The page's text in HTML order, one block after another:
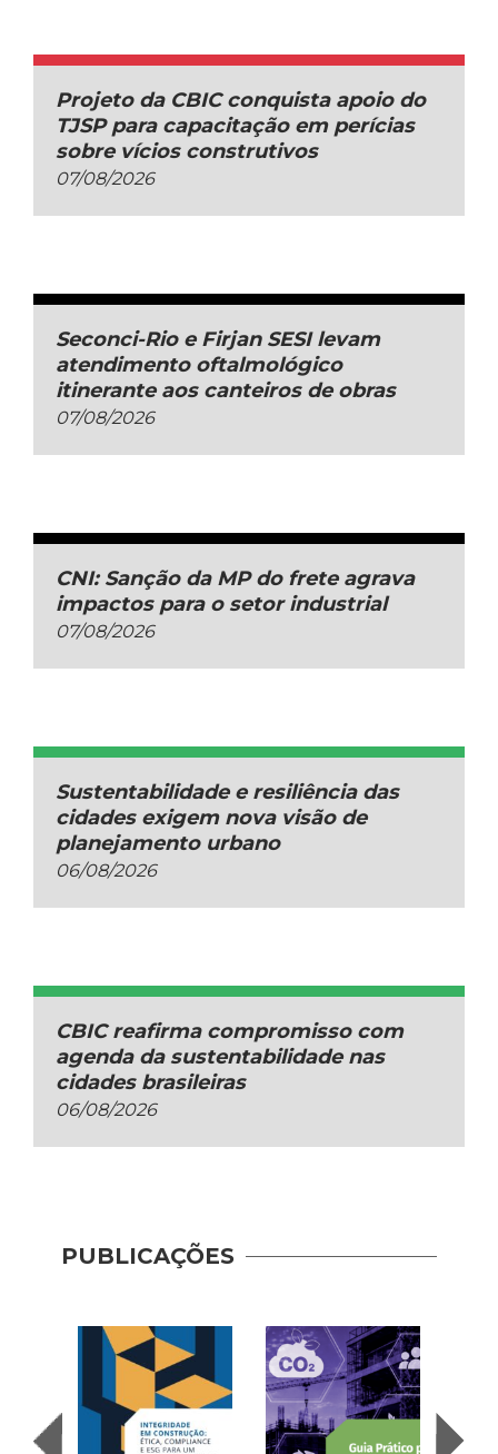
Projeto da CBIC conquista apoio do
TJSP para capacitação em perícias
sobre vícios construtivos
07/08/2026
Seconci-Rio e Firjan SESI levam
atendimento oftalmológico
itinerante aos canteiros de obras
07/08/2026
CNI: Sanção da MP do frete agrava
impactos para o setor industrial
07/08/2026
Sustentabilidade e resiliência das
cidades exigem nova visão de
planejamento urbano
06/08/2026
CBIC reafirma compromisso com
agenda da sustentabilidade nas
cidades brasileiras
06/08/2026
PUBLICAÇÕES